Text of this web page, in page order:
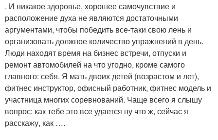
. И никакое здоровье, хорошее самочувствие и
расположение духа не являются достаточными
аргументами, чтобы победить все-таки свою лень и
организовать должное количество упражнений в день.
Люди находят время на бизнес встречи, отпуски и
ремонт автомобилей на что угодно, кроме самого
главного: себя. Я мать двоих детей (возрастом и лет),
фитнес инструктор, офисный работник, фитнес модель и
участница многих соревнований. Чаще всего я слышу
вопрос: как тебе это все удается ну что ж, сейчас я
расскажу, как ….